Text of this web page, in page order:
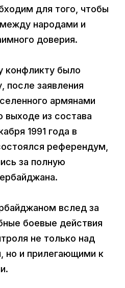
для того, чтобы
народами и
доверия.
конфликту было
после заявления
армянами
выходе из состава
1991 года в
референдум,
за полную
вслед за
боевые действия
не только над
но и прилегающими к